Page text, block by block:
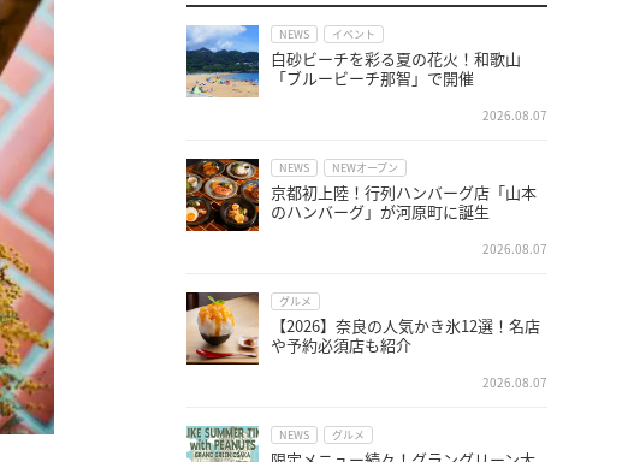
NEWS イベント
白砂ビーチを彩る夏の花火！和歌山
「ブルービーチ那智」で開催
2026.08.07
NEWS NEWオープン
京都初上陸！行列ハンバーグ店「山本
のハンバーグ」が河原町に誕生
2026.08.07
グルメ
【2026】奈良の人気かき氷12選！名店
や予約必須店も紹介
2026.08.07
NEWS グルメ